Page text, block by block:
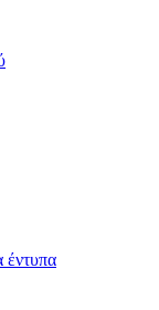
έντυπα